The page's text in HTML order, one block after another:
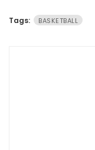
Tags: BASKETBALL